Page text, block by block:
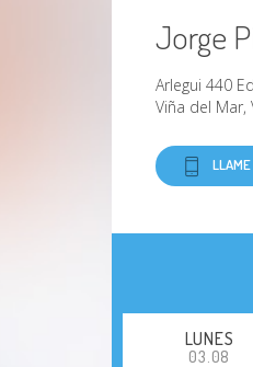
Jorge
Arlegui 440
Viña del Mar,
LUNES
03.08